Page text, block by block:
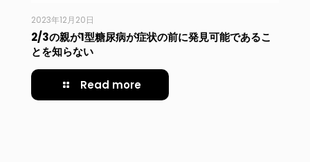
2023年12月20日
2/3の親が1型糖尿病が症状の前に発見可能であるこ
とを知らない
Read more